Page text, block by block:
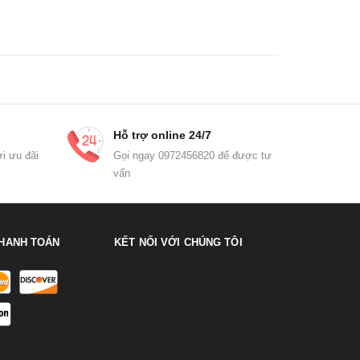
ưu đãi
Hỗ trợ online 24/7
Gọi ngay 0972456820 để được tư
vấn
TOÁN KẾT NỐI VỚI CHÚNG TÔI